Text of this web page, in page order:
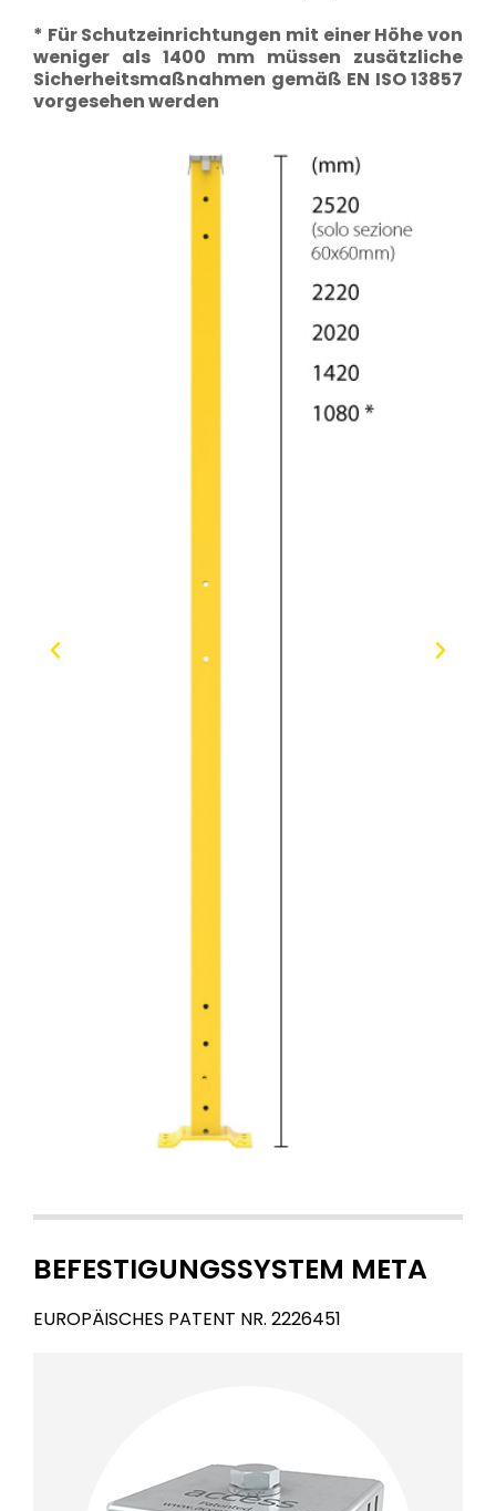
* Für Schutzeinrichtungen mit einer Höhe von
weniger als 1400 mm müssen zusätzliche
Sicherheitsmaßnahmen gemäß EN ISO 13857
vorgesehen werden
BEFESTIGUNGSSYSTEM META
EUROPÄISCHES PATENT NR. 2226451